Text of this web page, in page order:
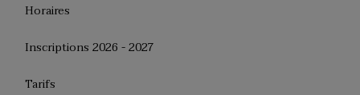
Horaires
Inscriptions 2026 - 2027
Tarifs